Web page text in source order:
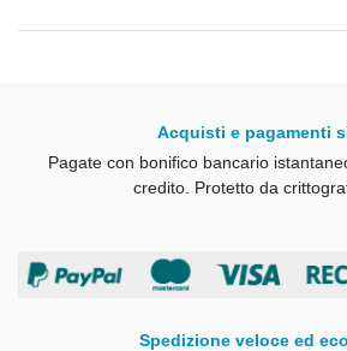
Acquisti e pagamenti
Pagate con bonifico bancario
credito. Protetto da
Spedizione veloce ed